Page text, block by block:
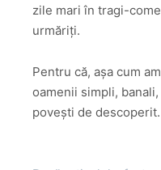
zile mari în tragi-
urmăriți.
Pentru că, așa cum
oamenii simpli,
povești de